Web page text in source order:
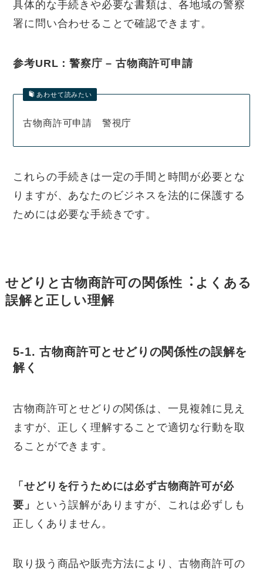
具体的な手続きや必要な書類は、各地域の警察
署に問い合わせることで確認できます。
参考URL：警察庁 – 古物商許可申請
あわせて読みたい
古物商許可申請 警視庁
これらの手続きは一定の手間と時間が必要とな
りますが、あなたのビジネスを法的に保護する
ためには必要な手続きです。
せどりと古物商許可の関係性︓よくある
誤解と正しい理解
5-1. 古物商許可とせどりの関係性の誤解を
解く
古物商許可とせどりの関係は、一見複雑に見え
ますが、正しく理解することで適切な行動を取
ることができます。
「せどりを行うためには必ず古物商許可が必
要」
という誤解がありますが、これは必ずしも
正しくありません。
取り扱う商品や販売方法により、古物商許可の